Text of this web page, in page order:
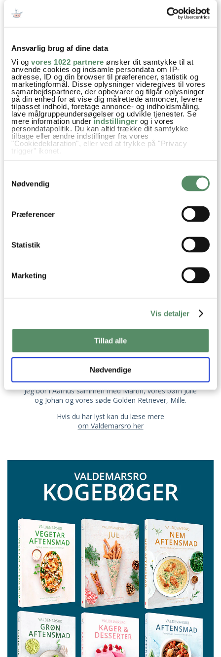
Ansvarlig brug af dine data
Vi og vores 1022 partnere ønsker dit samtykke til at
anvende cookies og indsamle persondata om IP-
adresse, ID og din browser til præferencer, statistik og
marketingformål. Disse oplysninger videregives til vores
samarbejdspartnere, der opbevarer og tilgår oplysninger
på din enhed for at vise dig målrettede annoncer, levere
tilpasset indhold, foretage annonce- og indholdsmåling,
lave målgruppeundersøgelser og udvikle tjenester. Se
mere information underindstillinger og i vores
persondatapolitik. Du kan altid trække dit samtykke
tilbage eller ændre indstillinger fra vores
"Cookiedeklaration", eller ved at trykke på "Privacy
trigger" ikonet.
Indsamle præcise oplysninger om din placering,
der kan være nøjagtig inden for få meter
Identificere din enhed baseret på en scanning af
Nødvendig
Præferencer
Statistik
Marketing
Vis detaljer
Tillad alle
Nødvendige
SEND
Jeg hedder Ann-Christine, og det er mig der står
bag opskrifterne her på Valdemarsro.
Jeg elsker at lave mad og finde på nye lækre,
velsmagende opskrifter, som jeg deler med jer her på
Valdemarsro, i mine kogebøger og i
madplaner
Jeg bor i Aarhus sammen med Martin, vores børn Julie
og Johan og vores søde Golden Retriever, Mille.
Hvis du har lyst kan du læse mere
om Valdemarsro her